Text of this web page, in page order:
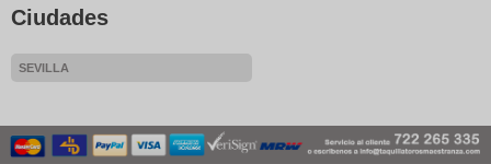
Ciudades
SEVILLA